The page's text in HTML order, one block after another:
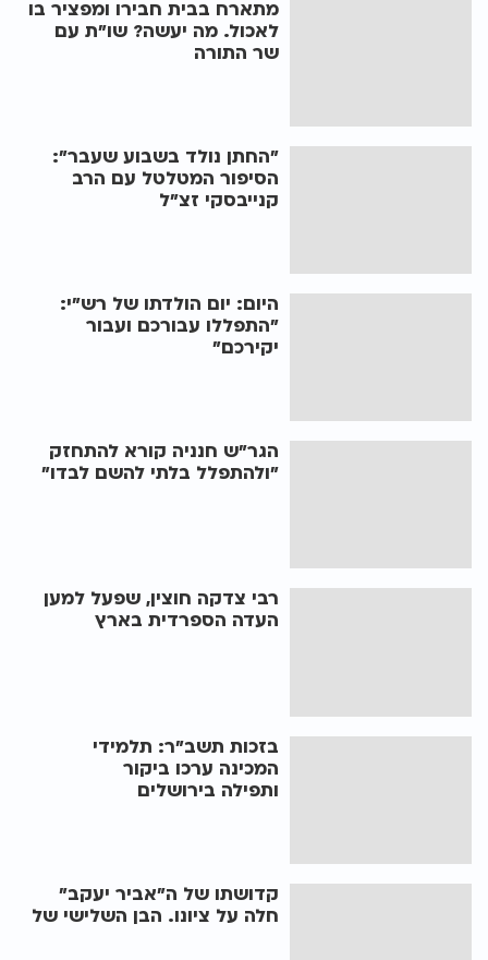
מתארח בבית חבירו ומפציר בו
לאכול. מה יעשה? שו"ת עם
שר התורה
"החתן נולד בשבוע שעבר":
הסיפור המטלטל עם הרב
קנייבסקי זצ"ל
היום: יום הולדתו של רש"י:
"התפללו עבורכם ועבור
יקירכם"
הגר"ש חנניה קורא להתחזק
"ולהתפלל בלתי להשם לבדו"
רבי צדקה חוצין, שפעל למען
העדה הספרדית בארץ
בזכות תשב"ר: תלמידי
המכינה ערכו ביקור
ותפילה בירושלים
קדושתו של ה"אביר יעקב"
חלה על ציונו. הבן השלישי של